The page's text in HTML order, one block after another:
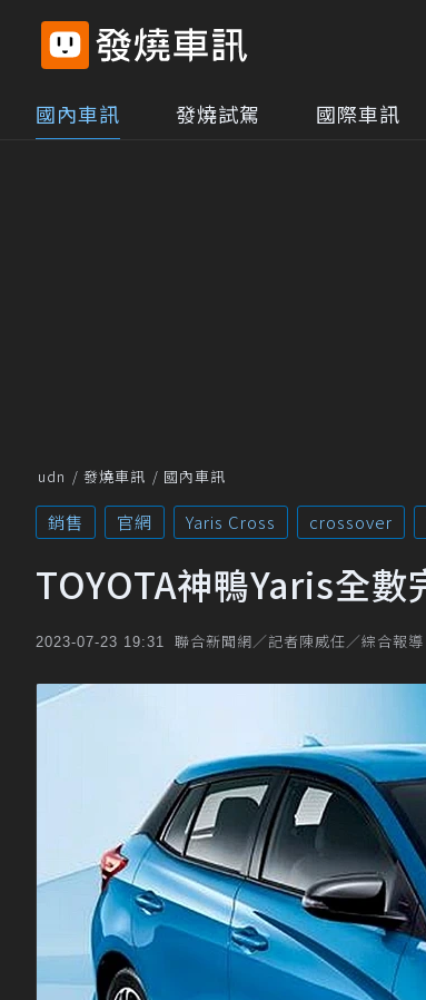
國內車訊 發燒試駕 國際車訊
udn 發燒車訊 國內車訊
銷售 官網 Yaris Cross crossover
TOYOTA神鴨Yaris全
2023-07-23 19:31 聯合新聞網／記者陳威任／綜合報導